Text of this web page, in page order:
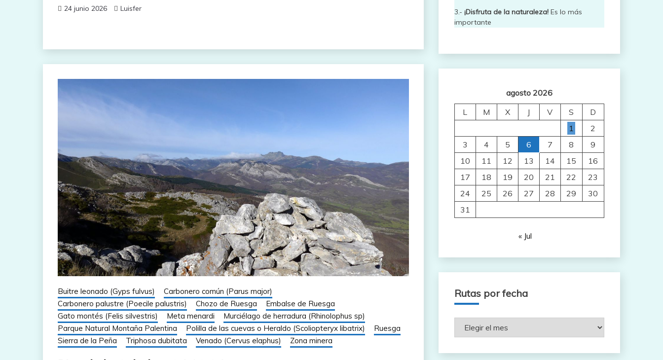
24 junio 2026 Luisfer
Buitre leonado (Gyps fulvus)
Carbonero común (Parus major)
Carbonero palustre (Poecile palustris)
Chozo de Ruesga
Embalse de Ruesga
Gato montés (Felis silvestris)
Meta menardi
Murciélago de herradura (Rhinolophus sp)
Parque Natural Montaña Palentina
Polilla de las cuevas o Heraldo (Scoliopteryx libatrix)
Ruesga
Sierra de la Peña
Triphosa dubitata Venado (Cervus elaphus) Zona minera
3.- ¡Disfruta de la naturaleza!Es lo más
importante
agosto 2026
L
M X J V S
D
1
2
3
4 5 6 7 8
9
10
11 12 13 14 15
16
17
18 19 20 21 22
23
24
25 26 27 28 29
30
31
« Jul
Rutas por fecha
Rutas